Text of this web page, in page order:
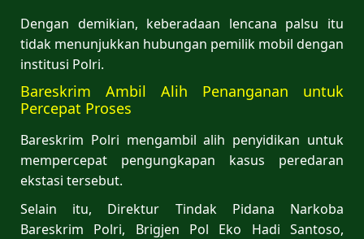
Dengan demikian, keberadaan lencana palsu itu
tidak menunjukkan hubungan pemilik mobil dengan
institusi Polri.
Bareskrim Ambil Alih Penanganan untuk
Percepat Proses
Bareskrim Polri mengambil alih penyidikan untuk
mempercepat pengungkapan kasus peredaran
ekstasi tersebut.
Selain itu, Direktur Tindak Pidana Narkoba
Bareskrim Polri, Brigjen Pol Eko Hadi Santoso,